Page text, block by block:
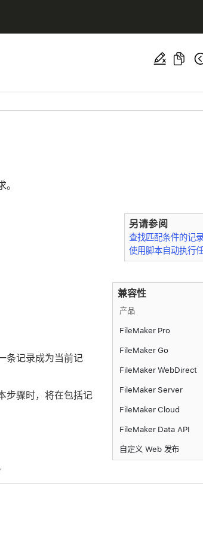
另请参阅
查找匹配条件的记
使用脚本自动执行
兼容性
产品
FileMaker Pro
FileMaker Go
FileMaker WebDirect
FileMaker Server
FileMaker Cloud
FileMaker Data API
自定义 Web 发布
条记录成为当前记
步骤时，将在包括记